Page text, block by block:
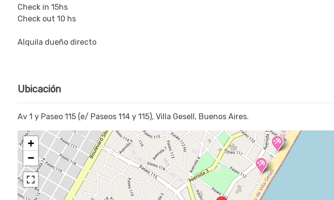
Check in 15hs
Check out 10 hs
Alquila dueño directo
Ubicación
Av 1 y Paseo 115 (e/ Paseos 114 y 115), Villa Gesell, Buenos Aires.
+
−